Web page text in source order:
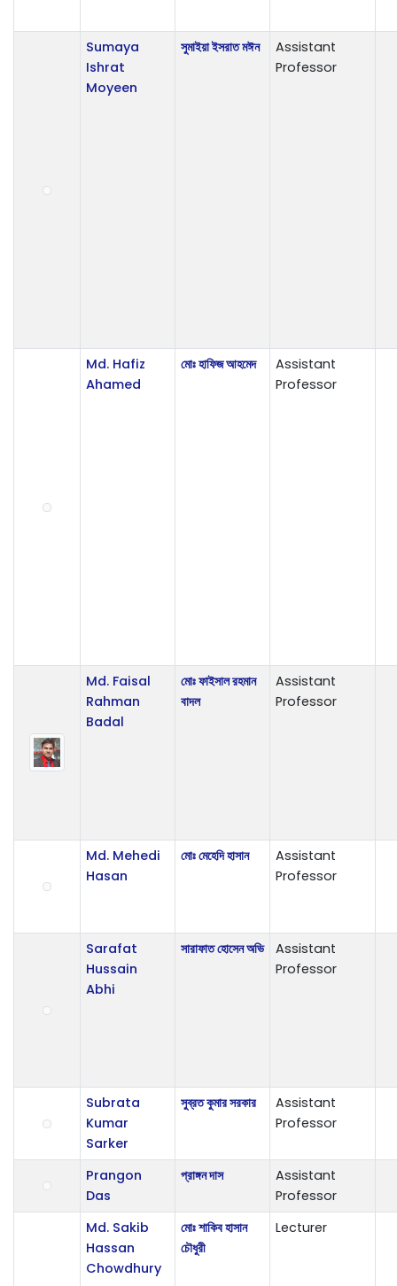
Sumaya
Ishrat
Moyeen
সুমাইয়া ইসরাত মঈন
Assistant
Professor
Md. Hafiz
Ahamed
মোঃ হাফিজ আহমেদ
Assistant
Professor
Md. Faisal
Rahman
Badal
মোঃ ফাইসাল রহমান
বাদল
Assistant
Professor
Md. Mehedi
Hasan
মোঃ মেহেদি হাসান
Assistant
Professor
Sarafat
Hussain
Abhi
সারাফাত হোসেন অভি
Assistant
Professor
Subrata
Kumar
Sarker
সুব্রত কুমার সরকার
Assistant
Professor
Prangon
Das
প্রাঙ্গন দাস
Assistant
Professor
Md. Sakib
Hassan
Chowdhury
মোঃ শাকিব হাসান
চৌধুরী
Lecturer